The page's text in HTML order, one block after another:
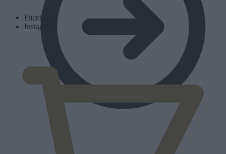
Facebook
Instagram